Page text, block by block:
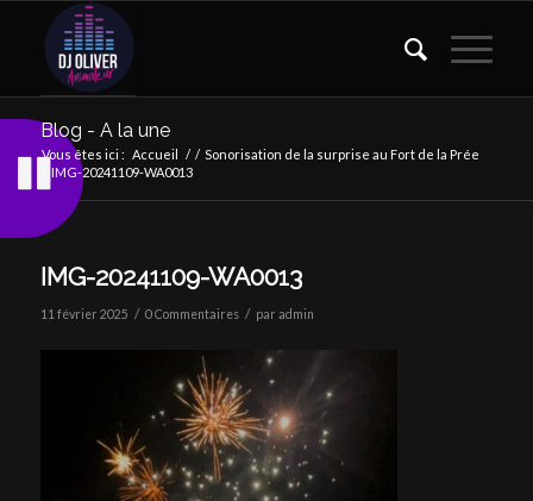
Blog - A la une
Vous êtes ici : Accueil / / Sonorisation de la surprise au Fort de la Prée
IMG-20241109-WA0013
IMG-20241109-WA0013
11 février 2025 / 0 Commentaires / par admin